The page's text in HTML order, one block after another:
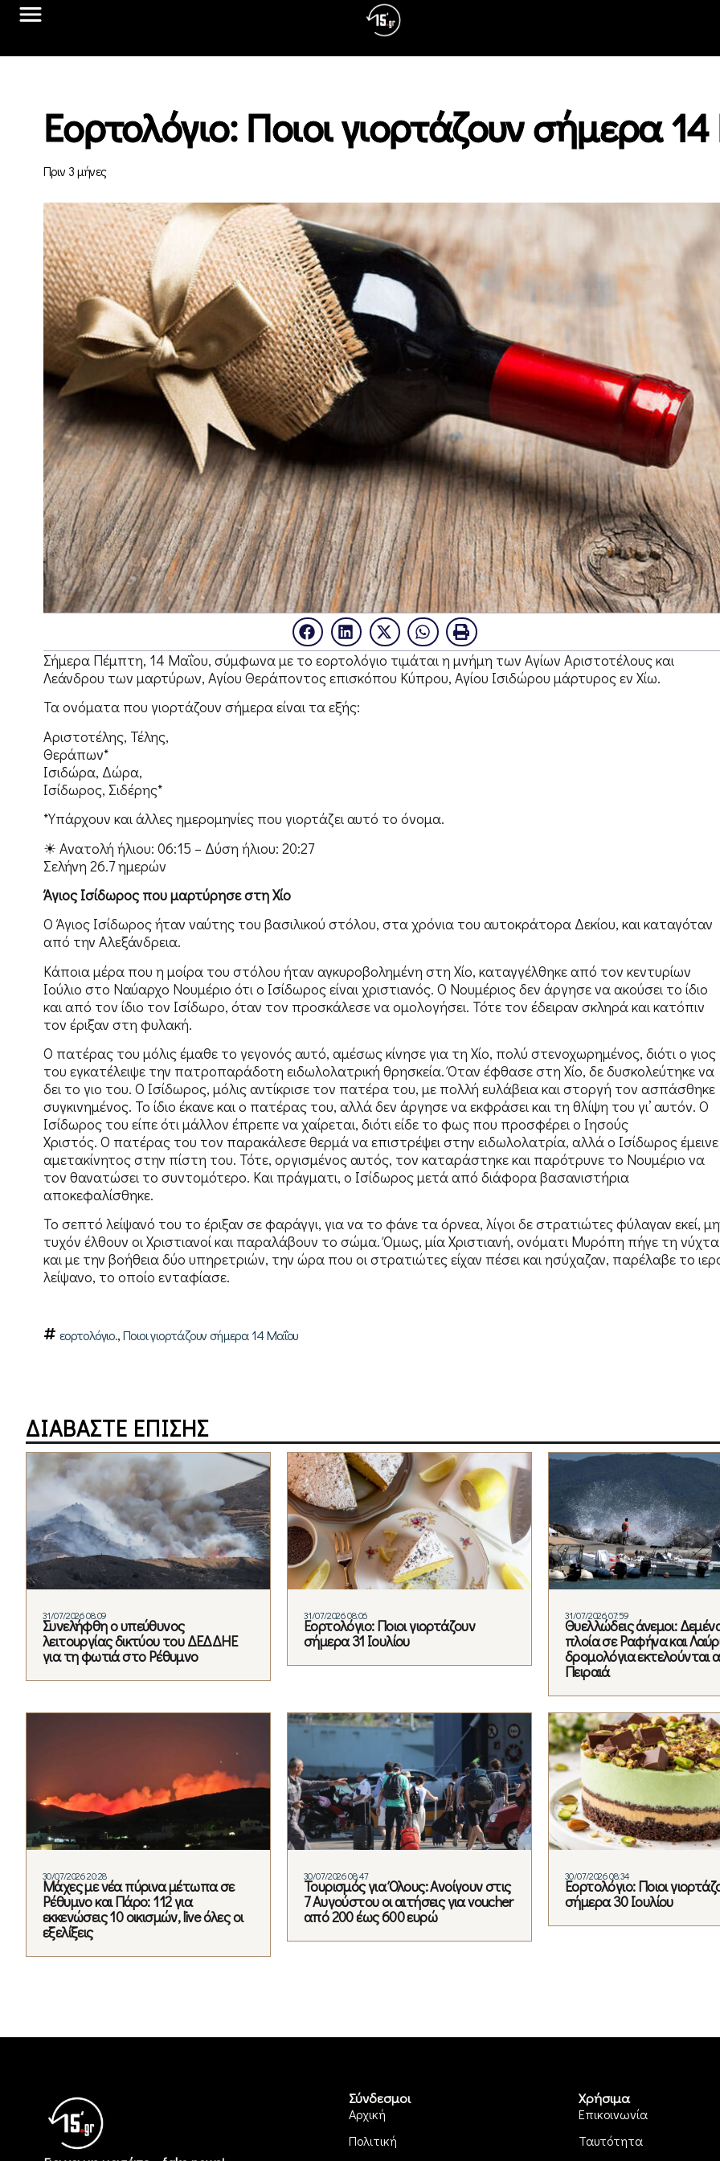
Εορτολόγιο: Ποιοι γιορτάζουν σήμερα
Πριν 3 μήνες
Σήμερα Πέμπτη, 14 Μαΐου, σύμφωνα με το εορτολόγιο τιμάται η μνήμη των Αγίων Αριστοτέλους και
Λεάνδρου των μαρτύρων, Αγίου Θεράποντος επισκόπου Κύπρου, Αγίου Ισιδώρου μάρτυρος εν Χίω.
Τα ονόματα που γιορτάζουν σήμερα είναι τα εξής:
Αριστοτέλης, Τέλης,
Θεράπων*
Ισιδώρα, Δώρα,
Ισίδωρος, Σιδέρης*
*Υπάρχουν και άλλες ημερομηνίες που γιορτάζει αυτό το όνομα.
☀ Ανατολή ήλιου: 06:15 – Δύση ήλιου: 20:27
Σελήνη 26.7 ημερών
Άγιος Ισίδωρος που μαρτύρησε στη Χίο
Ο Άγιος Ισίδωρος ήταν ναύτης του βασιλικού στόλου, στα χρόνια του αυτοκράτορα Δεκίου, και καταγόταν
από την Αλεξάνδρεια.
Κάποια μέρα που η μοίρα του στόλου ήταν αγκυροβολημένη στη Χίο, καταγγέλθηκε από τον κεντυρίων
Ιούλιο στο Ναύαρχο Νουμέριο ότι ο Ισίδωρος είναι χριστιανός. Ο Νουμέριος δεν άργησε να ακούσει το ίδιο
και από τον ίδιο τον Ισίδωρο, όταν τον προσκάλεσε να ομολογήσει. Τότε τον έδειραν σκληρά και κατόπιν
τον έριξαν στη φυλακή.
Ο πατέρας του μόλις έμαθε το γεγονός αυτό, αμέσως κίνησε για τη Χίο, πολύ στενοχωρημένος, διότι ο γιος
του εγκατέλειψε την πατροπαράδοτη ειδωλολατρική θρησκεία. Όταν έφθασε στη Χίο, δε δυσκολεύτηκε να
δει το γιο του. Ο Ισίδωρος, μόλις αντίκρισε τον πατέρα του, με πολλή ευλάβεια και στοργή τον ασπάσθηκε
συγκινημένος. Το ίδιο έκανε και ο πατέρας του, αλλά δεν άργησε να εκφράσει και τη θλίψη του γι’ αυτόν. Ο
Ισίδωρος του είπε ότι μάλλον έπρεπε να χαίρεται, διότι είδε το φως που προσφέρει ο Ιησούς
Χριστός. Ο πατέρας του τον παρακάλεσε θερμά να επιστρέψει στην ειδωλολατρία, αλλά ο Ισίδωρος έμεινε
αμετακίνητος στην πίστη του. Τότε, οργισμένος αυτός, τον καταράστηκε και παρότρυνε το Νουμέριο να
τον θανατώσει το συντομότερο. Και πράγματι, ο Ισίδωρος μετά από διάφορα βασανιστήρια
αποκεφαλίσθηκε.
Το σεπτό λείψανό του το έριξαν σε φαράγγι, για να το φάνε τα όρνεα, λίγοι δε στρατιώτες φύλαγαν εκεί,
τυχόν έλθουν οι Χριστιανοί και παραλάβουν το σώμα. Όμως, μία Χριστιανή, ονόματι Μυρόπη πήγε τη νύχτα
και με την βοήθεια δύο υπηρετριών, την ώρα που οι στρατιώτες είχαν πέσει και ησύχαζαν, παρέλαβε το
λείψανο, το οποίο ενταφίασε.
εορτολόγιο.,Ποιοι γιορτάζουν σήμερα 14 Μαΐου
ΔΙΑΒΑΣΤΕ ΕΠΙΣΗΣ
31/07/2026 08:09
Συνελήφθη ο υπεύθυνος
λειτουργίας δικτύου του ΔΕΔΔΗΕ
για τη φωτιά στο Ρέθυμνο
31/07/2026 08:06
Εορτολόγιο: Ποιοι γιορτάζουν
σήμερα 31 Ιουλίου
31/07/2026 07:59
Θυελλώδεις άνεμοι:
πλοία σε Ραφήνα και
δρομολόγια εκτελούνται
Πειραιά
30/07/2026 20:28
Μάχες με νέα πύρινα μέτωπα σε
Ρέθυμνο και Πάρο: 112 για
εκκενώσεις 10 οικισμών, live όλες οι
εξελίξεις
30/07/2026 08:47
Τουρισμός για Όλους: Ανοίγουν στις
7 Αυγούστου οι αιτήσεις για voucher
από 200 έως 600 ευρώ
30/07/2026 08:34
Εορτολόγιο: Ποιοι
σήμερα 30 Ιουλίου
Σύνδεσμοι
Αρχική
Πολιτική
Χρήσιμα
Επικοινωνία
Ταυτότητα